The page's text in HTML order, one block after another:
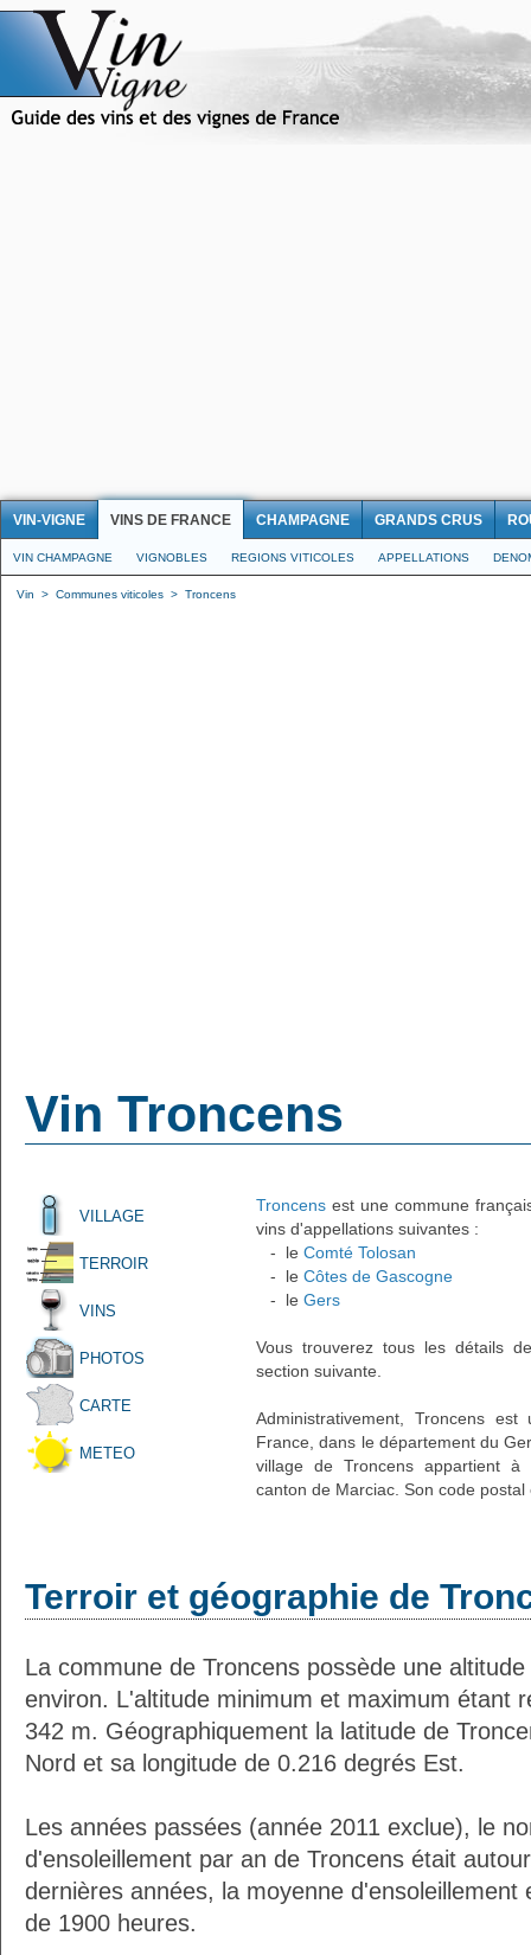
VIN-VIGNE VINS DE FRANCE CHAMPAGNE GRANDS CRUS
VIN CHAMPAGNE VIGNOBLES REGIONS VITICOLES APPELLATIONS
Vin > Communes viticoles > Troncens
Vin Troncens
VILLAGE
TERROIR
VINS
PHOTOS
CARTE
METEO
Troncens est une commune
vins d'appellations suivantes :
- le Comté Tolosan
- le Côtes de Gascogne
- le Gers
Vous trouverez tous les détails
section suivante.
Administrativement, Troncens
France, dans le département du
village de Troncens appartient
canton de Marciac. Son code postal
Terroir et géographie de
La commune de Troncens possède une
environ. L'altitude minimum et maximum étant
342 m. Géographiquement la latitude de
Nord et sa longitude de 0.216 degrés Est.
Les années passées (année 2011 exclue), le
d'ensoleillement par an de Troncens était
dernières années, la moyenne d'ensoleillement
de 1900 heures.